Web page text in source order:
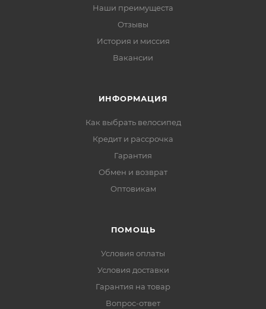
Наши преимущеста
Отзывы
История и миссия
Вакансии
ИНФОРМАЦИЯ
Как выбрать велосипед
Кредит и рассрочка
Гарантия
Обмен и возврат
Оптовикам
ПОМОЩЬ
Условия оплаты
Условия доставки
Гарантия на товар
Вопрос-ответ